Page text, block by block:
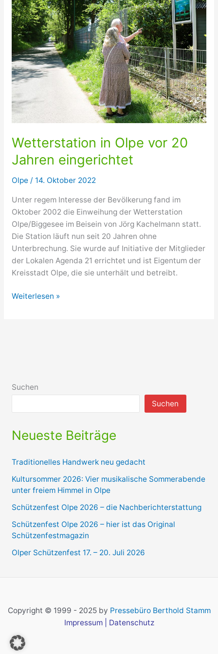
Wetterstation in Olpe vor 20
Jahren eingerichtet
Olpe/ 14. Oktober 2022
Unter regem Interesse der Bevölkerung fand im
Oktober 2002 die Einweihung der Wetterstation
Olpe/Biggesee im Beisein von Jörg Kachelmann statt.
Die Station läuft nun seit 20 Jahren ohne
Unterbrechung. Sie wurde auf Initiative der Mitglieder
der Lokalen Agenda 21 errichtet und ist Eigentum der
Kreisstadt Olpe, die sie unterhält und betreibt.
Wetterstation
Weiterlesen »
Suchen
Suchen
Neueste Beiträge
Traditionelles Handwerk neu gedacht
Kultursommer 2026: Vier musikalische Sommerabende
unter freiem Himmel in Olpe
Schützenfest Olpe 2026 – die Nachberichterstattung
Schützenfest Olpe 2026 – hier ist das Original
Schützenfestmagazin
Olper Schützenfest 17. – 20. Juli 2026
Copyright © 1999 - 2025 by Pressebüro Berthold Stamm
Impressum| Datenschutz